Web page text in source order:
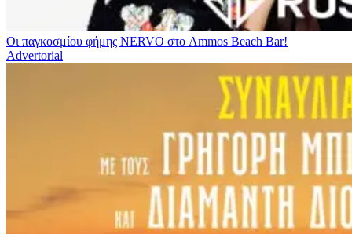
Οι παγκοσμίου φήμης NERVO στο Ammos Beach Bar!
Advertorial